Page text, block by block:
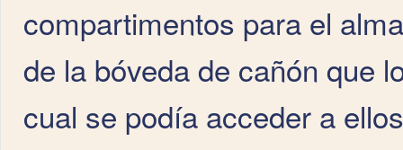
compartimentos para el
de la bóveda de cañón que
cual se podía acceder a